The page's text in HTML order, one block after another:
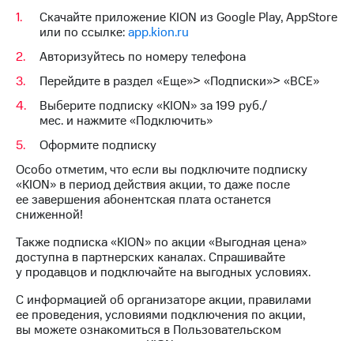
Оформить
чистый
номер
Выбрать
номер
Заменить
SIM-
карту
Перейти
на
Для дома
Выберите
ТВ
с выгодным
тарифом
Тарифы
Интернет,
ТВ и телефон
для дома
Услуги
Личный
кабинет
интернета
ТВ
Личный
кабинет
ТВ
Скачать
приложение
Скачайте приложение KION из Google Play, AppStore
или по ссылке:app.kion.ru
Авторизуйтесь по номеру телефона
Перейдите в раздел «Еще»> «Подписки»> «ВСЕ»
Выберите подписку «KION» за 199 руб./
мес. и нажмите «Подключить»
Оформите подписку
Особо отметим, что если вы подключите подписку
«KION» в период действия акции, то даже после
ее завершения абонентская плата останется
сниженной!
Также подписка «KION» по акции «Выгодная цена»
доступна в партнерских каналах. Спрашивайте
у продавцов и подключайте на выгодных условиях.
С информацией об организаторе акции, правилами
ее проведения, условиями подключения по акции,
вы можете ознакомиться в Пользовательском